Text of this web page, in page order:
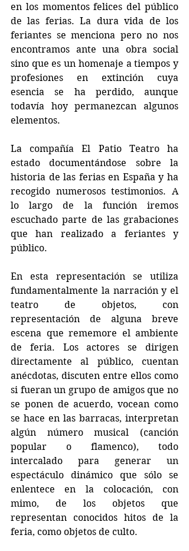
en los momentos felices del público
de las ferias. La dura vida de los
feriantes se menciona pero no nos
encontramos ante una obra social
sino que es un homenaje a tiempos y
profesiones en extinción cuya
esencia se ha perdido, aunque
todavía hoy permanezcan algunos
elementos.
La compañía El Patio Teatro ha
estado documentándose sobre la
historia de las ferias en España y ha
recogido numerosos testimonios. A
lo largo de la función iremos
escuchado parte de las grabaciones
que han realizado a feriantes y
público.
En esta representación se utiliza
fundamentalmente la narración y el
teatro de objetos, con
representación de alguna breve
escena que rememore el ambiente
de feria. Los actores se dirigen
directamente al público, cuentan
anécdotas, discuten entre ellos como
si fueran un grupo de amigos que no
se ponen de acuerdo, vocean como
se hace en las barracas, interpretan
algún número musical (canción
popular o flamenco), todo
intercalado para generar un
espectáculo dinámico que sólo se
enlentece en la colocación, con
mimo, de los objetos que
representan conocidos hitos de la
feria, como objetos de culto.